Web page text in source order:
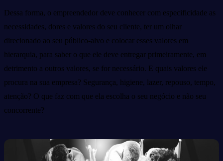
Dessa forma, o empreendedor deve conhecer com especificidade as
necessidades, dores e valores do seu cliente, ter um olhar
direcionado ao seu público-alvo e colocar esses valores em
hierarquia, para saber o que ele deve entregar primeiramente, em
detrimento a outros valores, se for necessário. E quais valores ele
procura na sua empresa? Segurança, higiene, lazer, repouso, tempo,
atenção? O que faz com que ela escolha o seu negócio e não seu
concorrente?